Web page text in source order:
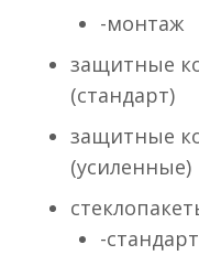
-монтаж
защитные
(стандарт)
защитные
(усиленные)
-